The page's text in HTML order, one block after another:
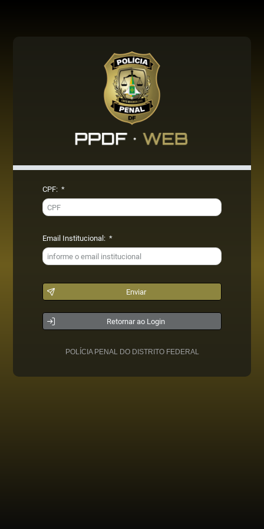
CPF: *
Email Institucional: *
Enviar
Retornar ao Login
POLÍCIA PENAL DO DISTRITO FEDERAL